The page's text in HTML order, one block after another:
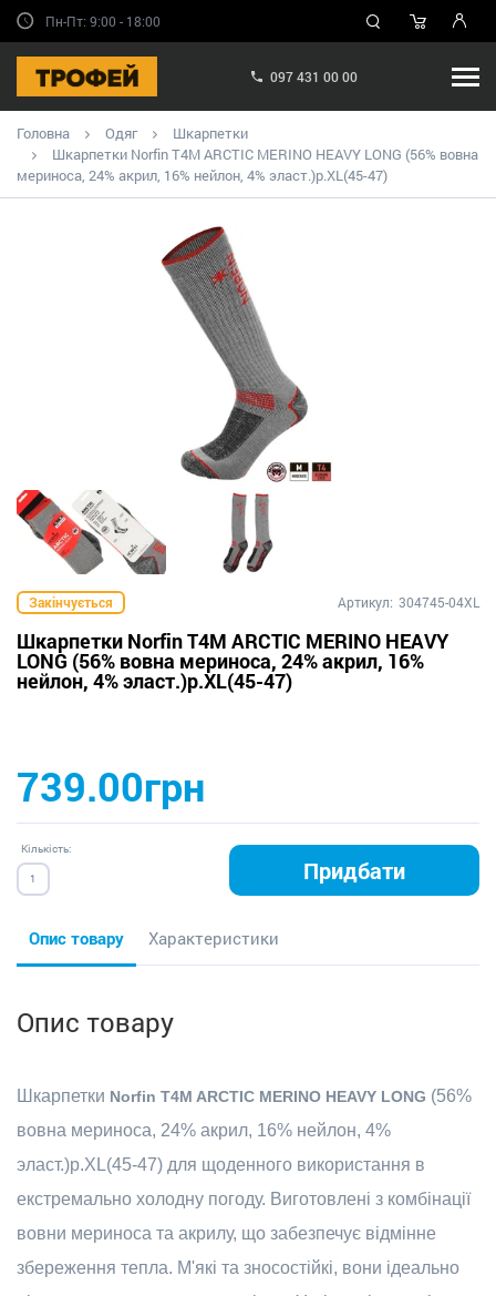
Пн-Пт: 9:00 - 18:00
097 431 00 00
Головна Одяг
Шкарпетки
Шкарпетки Norfin T4M ARCTIC MERINO HEAVY LONG (56% вовна
мериноса, 24% акрил, 16% нейлон, 4% эласт.)р.XL(45-47)
Закінчується Артикул: 304745-04XL
Шкарпетки Norfin T4M ARCTIC MERINO HEAVY
LONG (56% вовна мериноса, 24% акрил, 16%
нейлон, 4% эласт.)р.XL(45-47)
739.00грн
Кількість:
Придбати
Опис товару Характеристики
Опис товару
Шкарпетки Norfin T4M ARCTIC MERINO HEAVY LONG (56%
вовна мериноса, 24% акрил, 16% нейлон, 4%
эласт.)р.XL(45-47) для щоденного використання в
екстремально холодну погоду. Виготовлені з комбінації
вовни мериноса та акрилу, що забезпечує відмінне
збереження тепла. М'які та зносостійкі, вони ідеально